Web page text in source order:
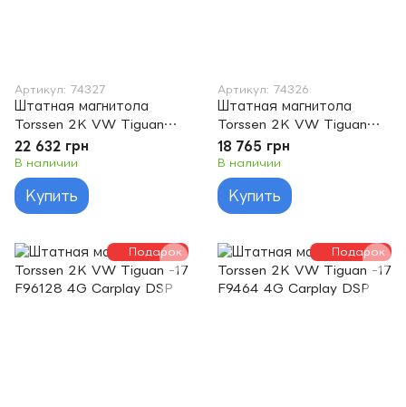
Артикул: 74327
Штатная магнитола
Torssen 2K VW Tiguan
2017+ F106128 4G
Carplay DSP
22 632 грн
В наличии
Купить
Артикул: 74326
Штатная магнитола
Torssen 2K VW Tiguan
2017+ F10464 4G Carplay
DSP
18 765 грн
В наличии
Купить
Подарок Подарок